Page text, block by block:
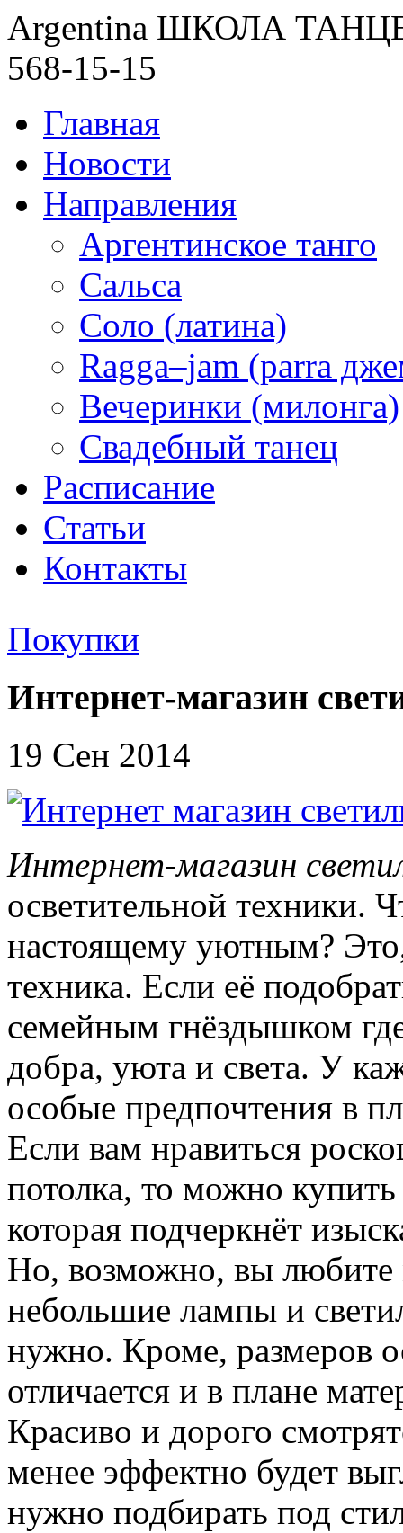
Argentina ШКОЛА
568-15-15
Главная
Новости
Направления
Аргентинское танго
Сальса
Соло (латина)
Ragga–jam (parra
Вечеринки (милонга)
Свадебный танец
Расписание
Статьи
Контакты
Покупки
Интернет-магазин
19 Сен 2014
Интернет-магазин
осветительной техники.
настоящему уютным?
техника. Если её
семейным гнёздышком
добра, уюта и света. У
особые предпочтения в
Если вам нравиться
потолка, то можно
которая подчеркнёт
Но, возможно, вы любите
небольшие лампы и
нужно. Кроме, размеров
отличается и в плане
Красиво и дорого
менее эффектно будет
нужно подбирать под